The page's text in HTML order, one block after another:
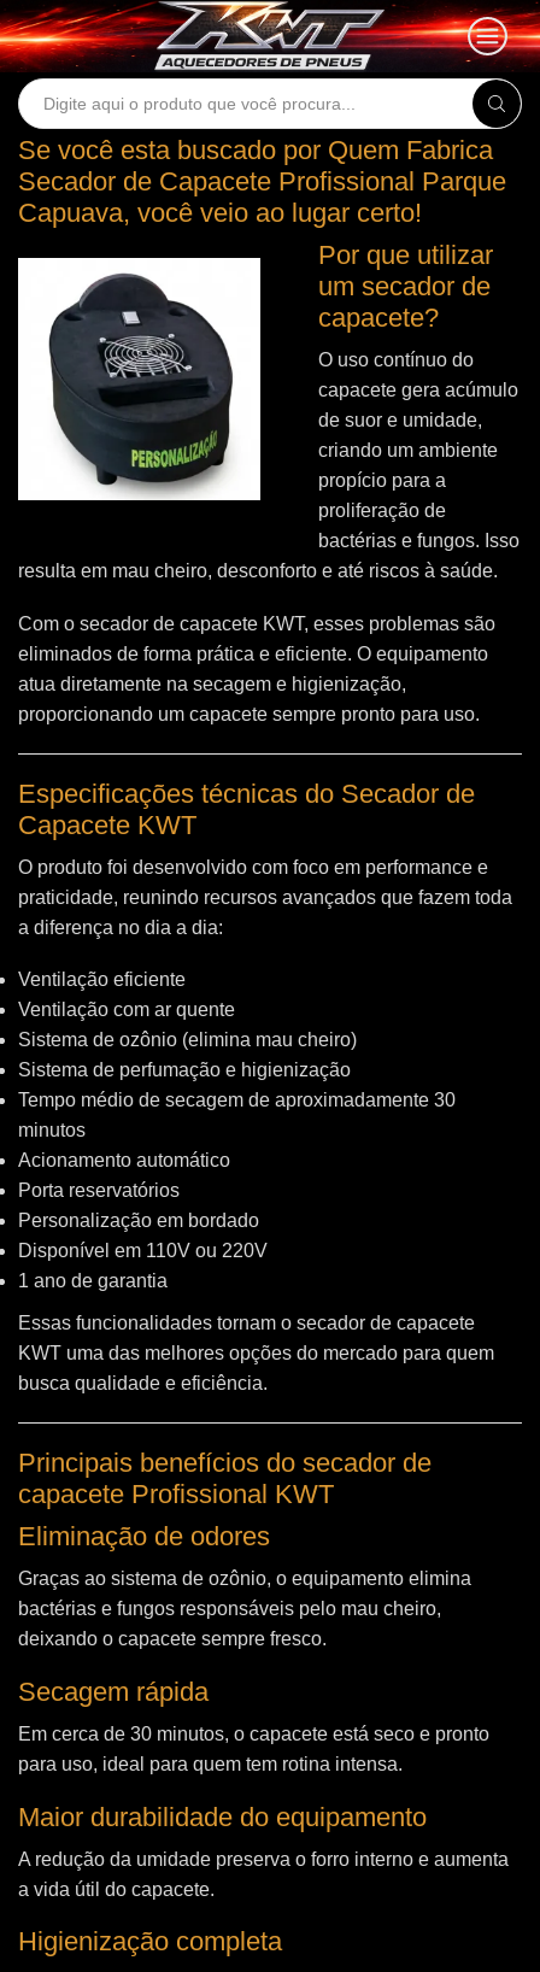
Search
Se você esta buscado por Quem Fabrica
Secador de Capacete Profissional Parque
Capuava, você veio ao lugar certo!
Por que utilizar
um secador de
capacete?
O uso contínuo do
capacete gera acúmulo
de suor e umidade,
criando um ambiente
propício para a
proliferação de
bactérias e fungos. Isso
resulta em mau cheiro, desconforto e até riscos à saúde.
Com o secador de capacete KWT, esses problemas são
eliminados de forma prática e eficiente. O equipamento
atua diretamente na secagem e higienização,
proporcionando um capacete sempre pronto para uso.
Especificações técnicas do Secador de
Capacete KWT
O produto foi desenvolvido com foco em performance e
praticidade, reunindo recursos avançados que fazem toda
a diferença no dia a dia:
Ventilação eficiente
Ventilação com ar quente
Sistema de ozônio (elimina mau cheiro)
Sistema de perfumação e higienização
Tempo médio de secagem de aproximadamente 30
minutos
Acionamento automático
Porta reservatórios
Personalização em bordado
Disponível em 110V ou 220V
1 ano de garantia
Essas funcionalidades tornam o secador de capacete
KWT uma das melhores opções do mercado para quem
busca qualidade e eficiência.
Principais benefícios do secador de
capacete Profissional KWT
Eliminação de odores
Graças ao sistema de ozônio, o equipamento elimina
bactérias e fungos responsáveis pelo mau cheiro,
deixando o capacete sempre fresco.
Secagem rápida
Em cerca de 30 minutos, o capacete está seco e pronto
para uso, ideal para quem tem rotina intensa.
Maior durabilidade do equipamento
A redução da umidade preserva o forro interno e aumenta
a vida útil do capacete.
Higienização completa